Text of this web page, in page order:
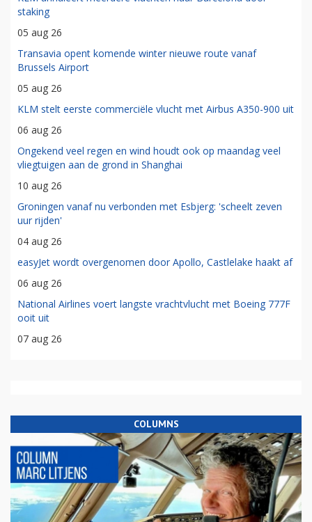
staking
05 aug 26
Transavia opent komende winter nieuwe route vanaf
Brussels Airport
05 aug 26
KLM stelt eerste commerciële vlucht met Airbus A350-900 uit
06 aug 26
Ongekend veel regen en wind houdt ook op maandag veel
vliegtuigen aan de grond in Shanghai
10 aug 26
Groningen vanaf nu verbonden met Esbjerg: 'scheelt zeven
uur rijden'
04 aug 26
easyJet wordt overgenomen door Apollo, Castlelake haakt af
06 aug 26
National Airlines voert langste vrachtvlucht met Boeing 777F
ooit uit
07 aug 26
COLUMNS